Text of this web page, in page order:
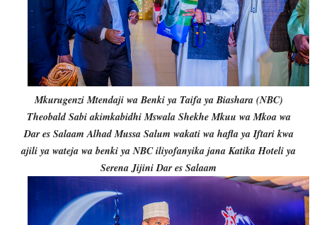
Mkurugenzi Mtendaji wa Benki ya Taifa ya Biashara (NBC)
Theobald Sabi akimkabidhi Mswala Shekhe Mkuu wa Mkoa wa
Dar es Salaam Alhad Mussa Salum wakati wa hafla ya Iftari kwa
ajili ya wateja wa benki ya NBC iliyofanyika jana Katika Hoteli ya
Serena Jijini Dar es Salaam